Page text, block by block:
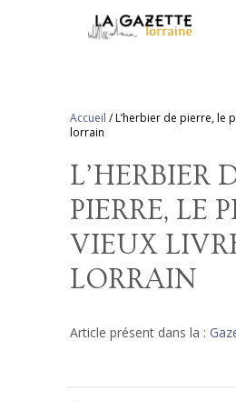
Accueil /L’herbier de pierre, le
lorrain
L’HERBIER
PIERRE, LE
VIEUX
LORRAIN
Article présent dans la :